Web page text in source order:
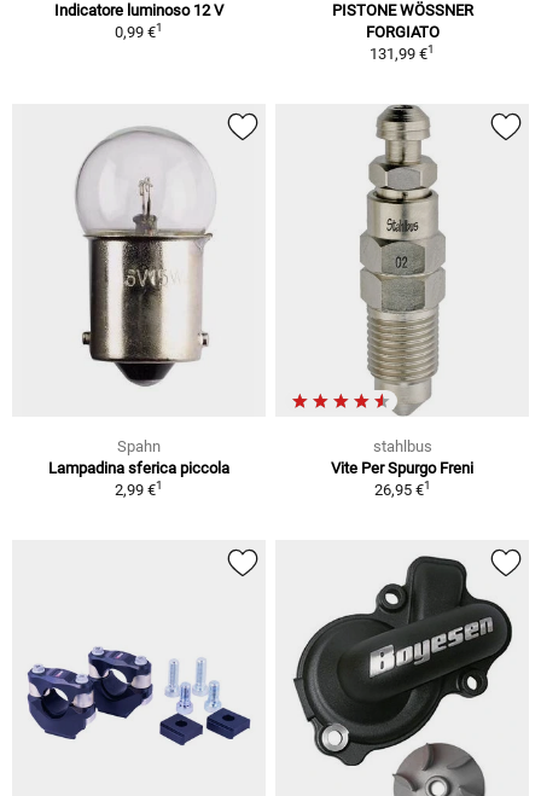
Indicatore luminoso 12 V
0,99 €1
PISTONE WÖSSNER
FORGIATO
131,99 €1
Spahn
Lampadina sferica piccola
2,99 €1
stahlbus
Vite Per Spurgo Freni
26,95 €1